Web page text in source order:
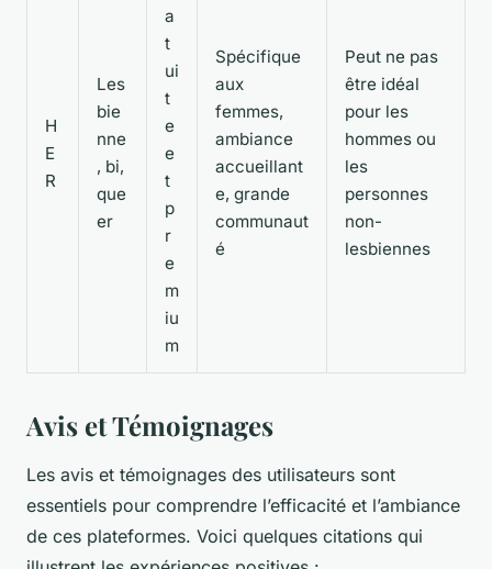
H
E
R
Les
bie
nne
, bi,
que
er
a
t
ui
t
e
e
t
p
r
e
m
iu
m
Spécifique
aux
femmes,
ambiance
accueillant
e, grande
communaut
é
Peut ne pas
être idéal
pour les
hommes ou
les
personnes
non-
lesbiennes
Avis et Témoignages
Les avis et témoignages des utilisateurs sont
essentiels pour comprendre l’efficacité et l’ambiance
de ces plateformes. Voici quelques citations qui